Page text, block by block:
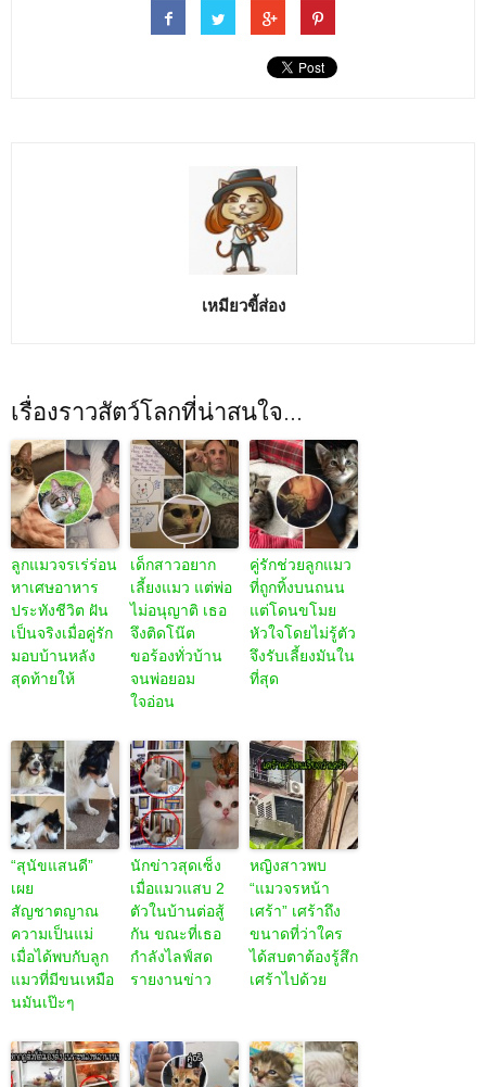
เหมียวขี้ส่อง
เรื่องราวสัตว์โลกที่น่าสนใจ...
ลูกแมวจรเร่ร่อน
หาเศษอาหาร
ประทังชีวิต ฝัน
เป็นจริงเมื่อคู่รัก
มอบบ้านหลัง
สุดท้ายให้
เด็กสาวอยาก
เลี้ยงแมว แต่พ่อ
ไม่อนุญาติ เธอ
จึงติดโน๊ต
ขอร้องทั่วบ้าน
จนพ่อยอม
ใจอ่อน
คู่รักช่วยลูกแมว
ที่ถูกทิ้งบนถนน
แต่โดนขโมย
หัวใจโดยไม่รู้ตัว
จึงรับเลี้ยงมันใน
ที่สุด
“สุนัขแสนดี”
เผย
สัญชาตญาณ
ความเป็นแม่
เมื่อได้พบกับลูก
แมวที่มีขนเหมือ
นมันเป๊ะๆ
นักข่าวสุดเซ็ง
เมื่อแมวแสบ 2
ตัวในบ้านต่อสู้
กัน ขณะที่เธอ
กำลังไลฟ์สด
รายงานข่าว
หญิงสาวพบ
“แมวจรหน้า
เศร้า” เศร้าถึง
ขนาดที่ว่าใคร
ได้สบตาต้องรู้สึก
เศร้าไปด้วย